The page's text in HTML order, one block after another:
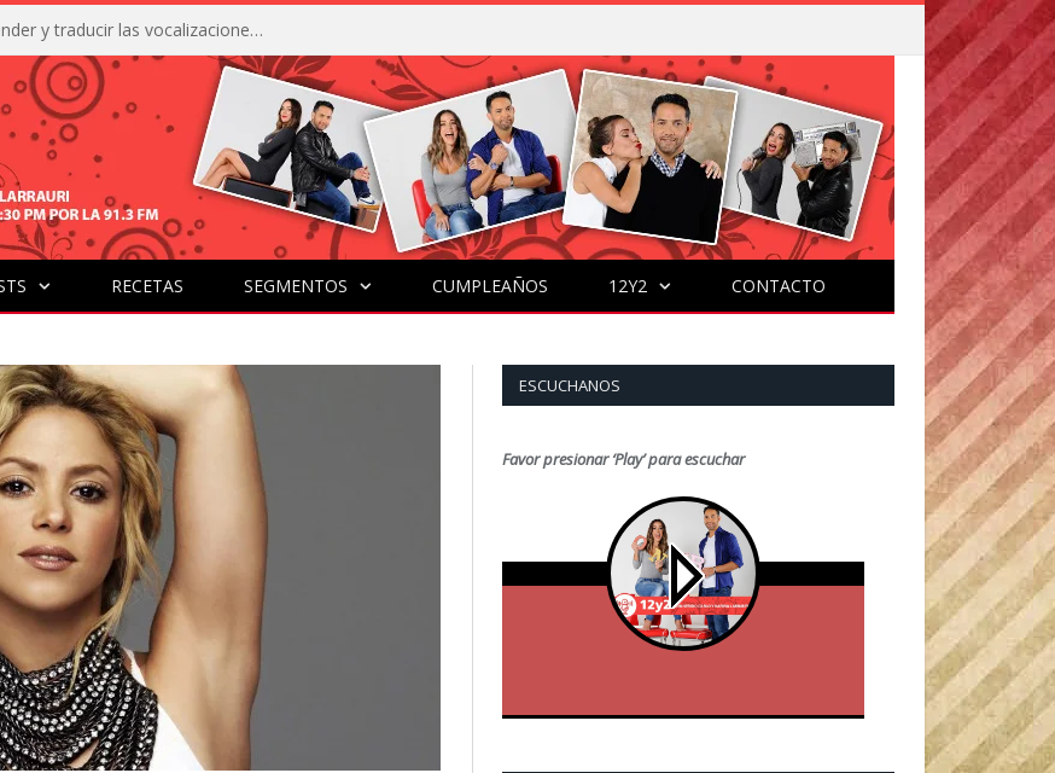
La IA está acercándonos a comprender y traducir las vocalizaciones y comportamientos de nuestras mascotas
RECETAS SEGMENTOS CUMPLEAÑOS 12Y2 CONTACTO
ESCUCHANOS
Favor presionar ‘Play’ para escuchar